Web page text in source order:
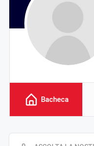
Bacheca